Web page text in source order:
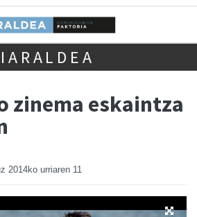
zinema eskaintza
2014ko urriaren 11